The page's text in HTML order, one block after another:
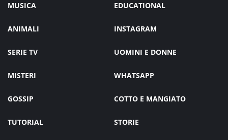
MUSICA EDUCATIONAL
ANIMALI INSTAGRAM
SERIE TV UOMINI E DONNE
MISTERI WHATSAPP
GOSSIP COTTO E MANGIATO
TUTORIAL STORIE